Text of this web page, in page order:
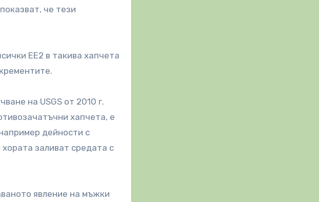
че тези
ЕЕ2 в такива хапчета
на USGS от 2010 г.
хапчета, е
дейности с
заливат средата с
явление на мъжки